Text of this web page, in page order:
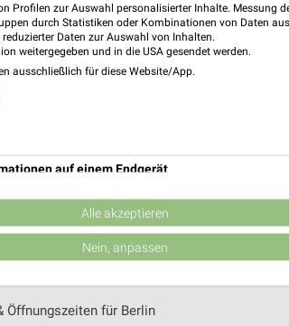
& Öffnungszeiten für Berlin
und Angebote für Berlin
der Woche für Mahlow
Öffnungszeiten für Berlin
Profilen zur Auswahl personalisierter Inhalte. Messung
durch Statistiken oder Kombinationen von Daten
Daten zur Auswahl von Inhalten.
weitergegeben und in die USA gesendet werden.
ausschließlich für diese Website/App.
auf einem Endgerät
von Werbeanzeigen
Werbung
von Inhalten
Alle akzeptieren
Nein, anpassen